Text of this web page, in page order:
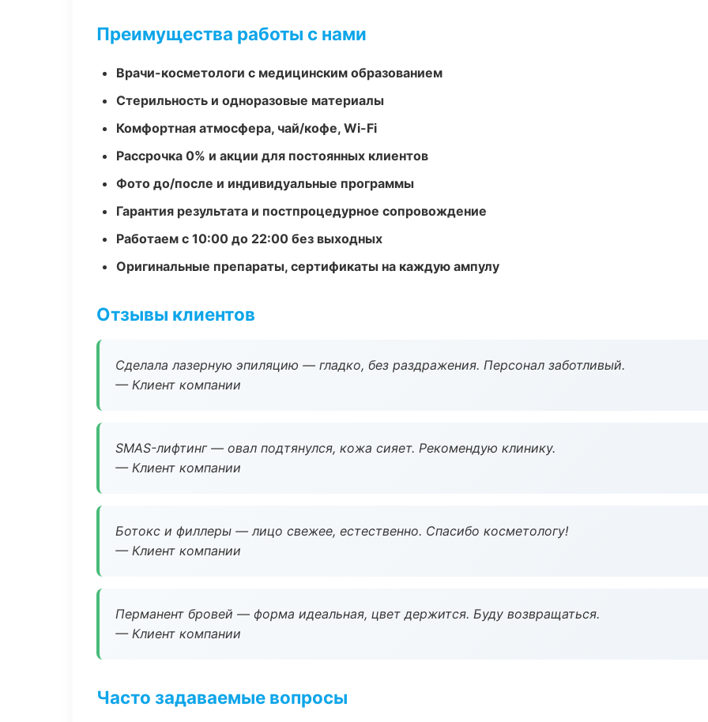
Преимущества работы с нами
Врачи-косметологи с медицинским образованием
Стерильность и одноразовые материалы
Комфортная атмосфера, чай/кофе, Wi-Fi
Рассрочка 0% и акции для постоянных клиентов
Фото до/после и индивидуальные программы
Гарантия результата и постпроцедурное сопровождение
Работаем с 10:00 до 22:00 без выходных
Оригинальные препараты, сертификаты на каждую ампулу
Отзывы клиентов
Сделала лазерную эпиляцию — гладко, без раздражения. Персонал заботливый.
— Клиент компании
SMAS-лифтинг — овал подтянулся, кожа сияет. Рекомендую клинику.
— Клиент компании
Ботокс и филлеры — лицо свежее, естественно. Спасибо косметологу!
— Клиент компании
Перманент бровей — форма идеальная, цвет держится. Буду возвращаться.
— Клиент компании
Часто задаваемые вопросы